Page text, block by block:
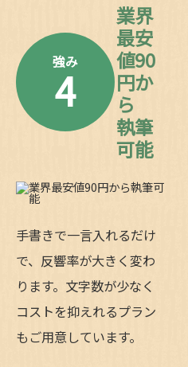
強み
4
業界
最安
値90
円か
ら
執筆
可能
手書きで一言入れるだけ
で、反響率が大きく変わ
ります。文字数が少なく
コストを抑えれるプラン
もご用意しています。